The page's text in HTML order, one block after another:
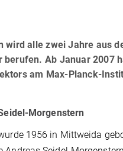
wird alle zwei Jahre aus
Ab Januar 2007
am Max-Planck-
Morgenstern
1956 in Mittweida